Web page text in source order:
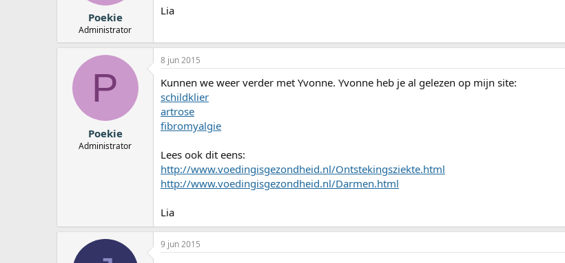
Poekie
Administrator
Lia
P
Poekie
Administrator
8 jun 2015
Kunnen we weer verder met Yvonne. Yvonne heb je al gelezen op mijn site:
schildklier
artrose
fibromyalgie
Lees ook dit eens:
http://www.voedingisgezondheid.nl/Ontstekingsziekte.html
http://www.voedingisgezondheid.nl/Darmen.html
Lia
9 jun 2015